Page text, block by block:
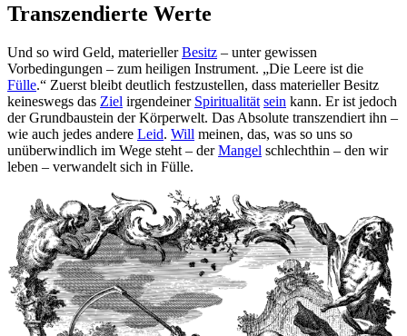
Transzendierte Werte
Und so wird Geld, materiellerBesitz – unter gewissen
Vorbedingungen – zum heiligen Instrument. „Die Leere ist die
Fülle.“ Zuerst bleibt deutlich festzustellen, dass materieller Besitz
keineswegs das Ziel irgendeiner Spiritualität sein kann. Er ist jedoch
der Grundbaustein der Körperwelt. Das Absolute transzendiert ihn –
wie auch jedes andere Leid. Will meinen, das, was so uns so
unüberwindlich im Wege steht – derMangel schlechthin – den wir
leben – verwandelt sich in Fülle.